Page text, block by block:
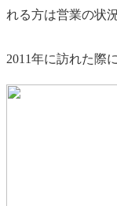
れる方は営業の状
2011年に訪れた際